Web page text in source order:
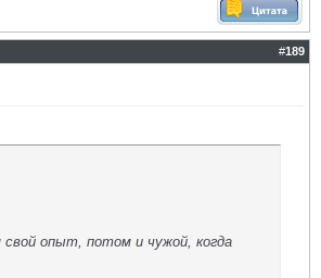
#189
свой опыт, потом и чужой, когда